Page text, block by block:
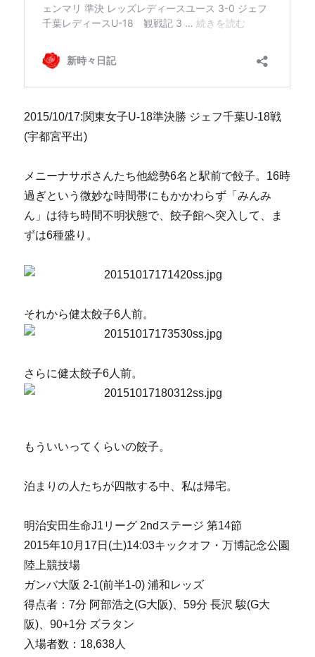
2015/10/17:関東女子U-18準決勝 ジェフ千葉U-18戦
(宇都宮平出)
メニーナサポさんたち他総勢6名と駅前で餃子。16時
過ぎという微妙な時間帯にもかかわらず「みんみ
ん」は待ち時間不明状態で、餃子館へ突入して、ま
ずは6種盛り。
それから健太餃子6人前。
さらに健太餃子6人前。
もういいってくらいの餃子。
泊まりの人たちが四散する中、私は帰宅。
明治安田生命J1リーグ 2ndステージ 第14節
2015年10月17日(土)14:03キックオフ・万博記念公園
陸上競技場
ガンバ大阪 2-1(前半1-0) 浦和レッズ
得点者：7分 阿部浩之(G大阪)、59分 長沢 駿(G大
阪)、90+1分 ズラタン
入場者数：18,638人